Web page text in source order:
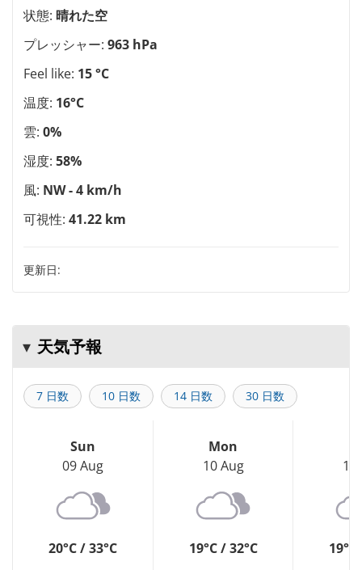
状態: 晴れた空
プレッシャー: 963 hPa
Feel like: 15 °C
温度: 16°C
雲: 0%
湿度: 58%
風: NW - 4 km/h
可視性: 41.22 km
更新日:
天気予報
7 日数 10 日数 14 日数 30 日数
Sun
09 Aug
20°C / 33°C
Mon
10 Aug
19°C / 32°C
11
19°C